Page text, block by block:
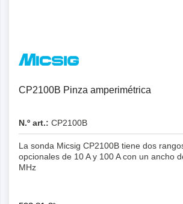
CP2100B Pinza amperimétrica
N.º art.: CP2100B
La sonda Micsig CP2100B tiene dos
opcionales de 10 A y 100 A con un ancho
MHz